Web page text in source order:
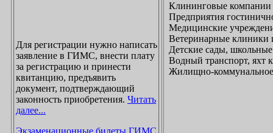
Для регистрации нужно написать
заявление в ГИМС, внести плату
за регистрацию и принести
квитанцию, предъявить
документ, подтверждающий
законность приобретения. Читать
далее...
Экзаменационные билеты ГИМС
Клининговые компании
Предприятия
Медицинские
Ветеринарные клиники
Детские сады,
Водный транспорт,
Жилищно-коммунальное